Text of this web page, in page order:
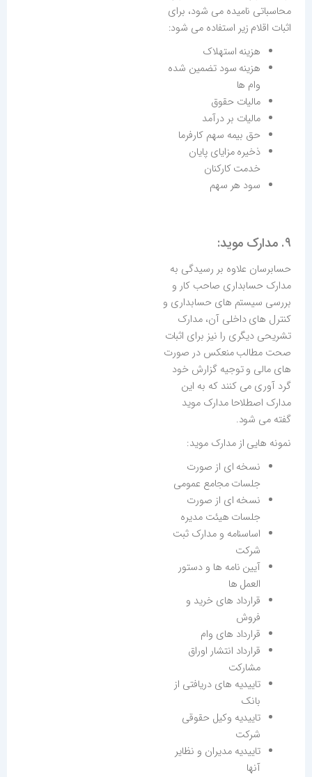
محاسباتی نامیده می شود، برای
اثبات اقلام زیر استفاده می شود:
هزینه استهلاک
هزینه سود تضمین شده
وام ها
مالیات حقوق
مالیات بر درآمد
حق بیمه سهم کارفرما
ذخیره مزایای پایان
خدمت کارکنان
سود هر سهم
۹. مدارک موید:
حسابرسان علاوه بر رسیدگی به
مدارک حسابداری صاحب کار و
بررسی سیستم های حسابداری و
کنترل های داخلی آن، مدارک
تشریحی دیگری را نیز برای اثبات
صحت مطالب منعکس در صورت
های مالی و توجیه گزارش خود
گرد آوری می کنند که به این
مدارک اصطلاحا مدارک موید
گفته می شود.
نمونه هایی از مدارک موید:
نسخه ای از صورت
جلسات مجامع عمومی
نسخه ای از صورت
جلسات هیئت مدیره
اساسنامه و مدارک ثبت
شرکت
آیین نامه ها و دستور
العمل ها
قرارداد های خرید و
فروش
قرارداد های وام
قرارداد انتشار اوراق
مشارکت
تاییدیه های دریافتی از
بانک
تاییدیه وکیل حقوقی
شرکت
تاییدیه مدیران و نظایر
آنها